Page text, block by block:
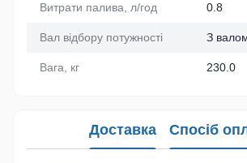
Витрати палива, л/год 0.8
Вал відбору потужності З
Вага, кг 230.0
Доставка Спосіб